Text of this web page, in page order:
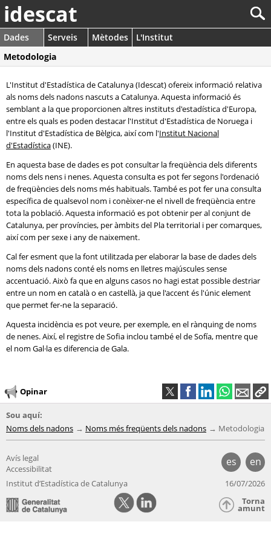
idescat
Dades Serveis Mètodes
L'Institut
Metodologia
L'Institut d'Estadística de Catalunya (Idescat) ofereix informació relativa
als noms dels nadons nascuts a Catalunya. Aquesta informació és
semblant a la que proporcionen altres instituts d'estadística d'Europa,
entre els quals es poden destacar l'Institut d'Estadística de Noruega i
l'Institut d'Estadística de Bèlgica, així com l'Institut Nacional
d'Estadística(INE).
En aquesta base de dades es pot consultar la freqüència dels diferents
noms dels nens i nenes. Aquesta consulta es pot fer segons l'ordenació
de freqüències dels noms més habituals. També es pot fer una consulta
específica de qualsevol nom i conèixer-ne el nivell de freqüència entre
tota la població. Aquesta informació es pot obtenir per al conjunt de
Catalunya, per províncies, per àmbits del Pla territorial i per comarques,
així com per sexe i any de naixement.
Cal fer esment que la font utilitzada per elaborar la base de dades dels
noms dels nadons conté els noms en lletres majúscules sense
accentuació. Això fa que en alguns casos no hagi estat possible destriar
entre un nom en català o en castellà, ja que l'accent és l'únic element
que permet fer-ne la separació.
Aquesta incidència es pot veure, per exemple, en el rànquing de noms
de nenes. Així, el registre de Sofia inclou també el de Sofía, mentre que
el nom Gal·la es diferencia de Gala.
Opinar
Sou aquí:
Noms dels nadons
Noms més freqüents dels nadons Metodologia
es en
Avís legal
Accessibilitat
Institut d’Estadística de Catalunya
16/07/2026
Torna
amunt